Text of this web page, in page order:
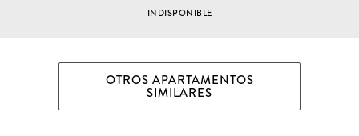
INDISPONIBLE
OTROS APARTAMENTOS
SIMILARES